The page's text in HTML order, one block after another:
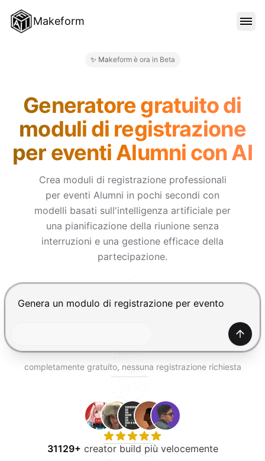
Makeform
BLOG
PREZZI
ACCEDI
✨ Makeform è ora in Beta
Generatore gratuito di
moduli di registrazione
per eventi Alumni con AI
Crea moduli di registrazione professionali
per eventi Alumni in pochi secondi con
modelli basati sull'intelligenza artificiale per
una pianificazione della riunione senza
interruzioni e una gestione efficace della
partecipazione.
Premi Invio per inviare, Shift+Invio per nuova riga
completamente gratuito, nessuna registrazione richiesta
31129+ creator build più velocemente